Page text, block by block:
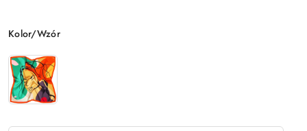
Wariant
Kolor/Wzór